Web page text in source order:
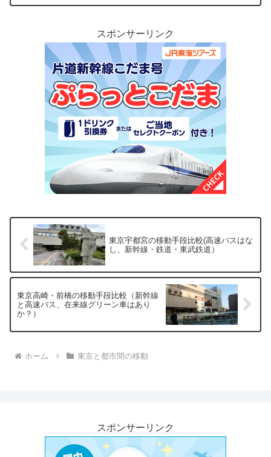
スポンサーリンク
東京宇都宮の移動手段比較(高速バスはな
し、新幹線・鉄道・東武鉄道）
東京高崎・前橋の移動手段比較（新幹線
と高速バス、在来線グリーン車はあり
か？）
ホーム 東京と都市間の移動
スポンサーリンク